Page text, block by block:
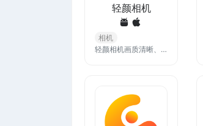
轻颜相机
相机
轻颜相机画质清晰、美颜效果自然，内含穿搭、妆容、拍照姿势等教学社区，实用性更强，可以学到不少变美小技巧